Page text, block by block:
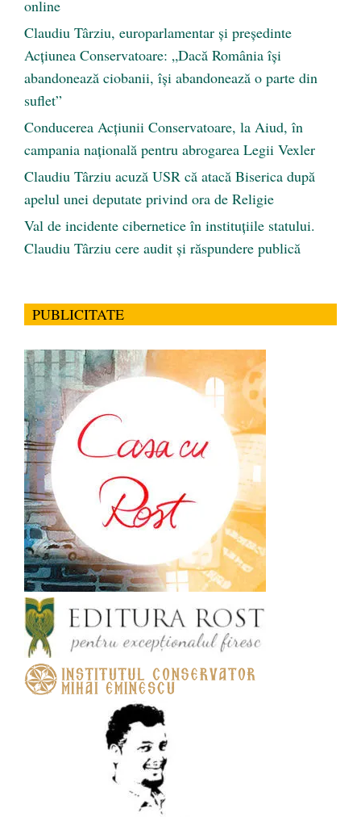
online
Claudiu Târziu, europarlamentar și președinte
Acțiunea Conservatoare: „Dacă România își
abandonează ciobanii, își abandonează o parte din
suflet”
Conducerea Acțiunii Conservatoare, la Aiud, în
campania națională pentru abrogarea Legii Vexler
Claudiu Târziu acuză USR că atacă Biserica după
apelul unei deputate privind ora de Religie
Val de incidente cibernetice în instituțiile statului.
Claudiu Târziu cere audit și răspundere publică
PUBLICITATE